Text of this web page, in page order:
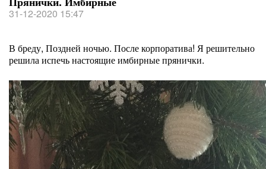
31-12-2020 15:47
В бреду, Поздней ночью. После корпоратива! Я решительно
решила испечь настоящие имбирные прянички.